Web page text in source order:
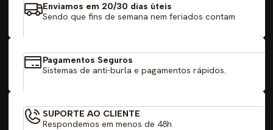
Enviamos em 20/30 dias úteis
Sendo que fins de semana nem feriados contam
Pagamentos Seguros
Sistemas de anti-burla e pagamentos rápidos.
SUPORTE AO CLIENTE
Respondemos em menos de 48h